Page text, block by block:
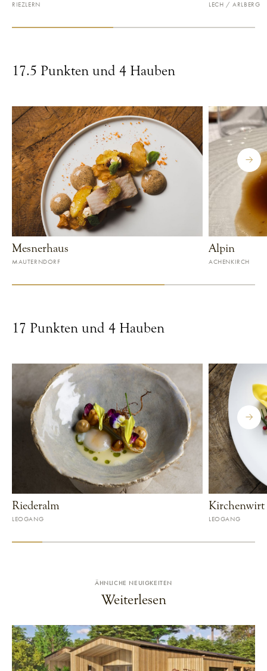
RIEZLERN
LECH / ARLBERG
17.5 Punkten und 4 Hauben
Mesnerhaus
MAUTERNDORF
Alpin
ACHENKIRCH
17 Punkten und 4 Hauben
Riederalm
LEOGANG
LEOGANG
ÄHNLICHE NEUIGKEITEN
Weiterlesen